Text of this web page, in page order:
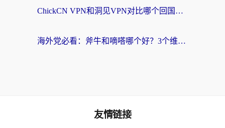
ChickCN VPN和洞见VPN对比哪个回国效果更好？海外党亲测3款加速器+避坑指南
海外党必看：斧牛和嘀嗒哪个好？3个维度教你选对回国加速器
友情链接